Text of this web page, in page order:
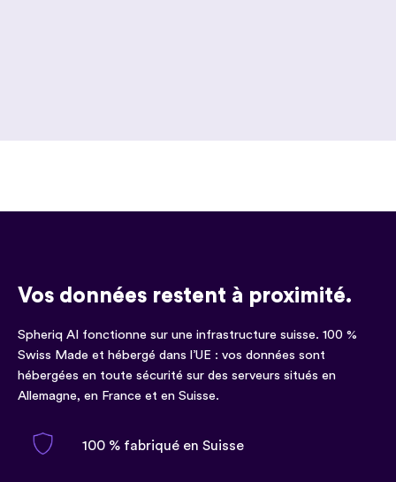
Vos données restent à proximité.
Spheriq AI fonctionne sur une infrastructure suisse. 100 %
Swiss Made et hébergé dans l’UE : vos données sont
hébergées en toute sécurité sur des serveurs situés en
Allemagne, en France et en Suisse.
100 % fabriqué en Suisse